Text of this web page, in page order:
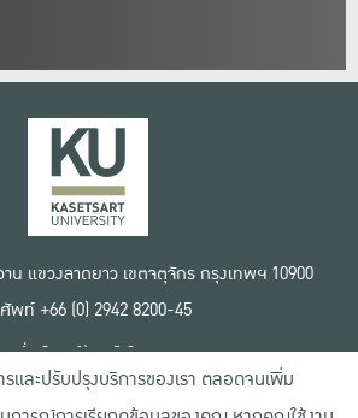
น แขวงลาดยาว เขตจตุจักร กรุงเทพฯ 10900
พท์ +66 (0) 2942 8200-45
เงื่อนไขการใช้งานเว็บไซต์
ข้อตกลงด้านสิทธิ์ใช้งาน
นโยบายความเป็นส่วนตัว
รและปรับปรุงบริการของเรา ตลอดจนเพิ่ม